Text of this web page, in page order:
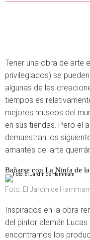
Tener una obra de arte
privilegiados) se
algunas de las
tiempos es
mejores museos del
en sus tiendas. Pero el
demuestran los
amantes del arte
Bañarse con La Ninfa de
Foto: El Jardín de
Inspirados en la obra
del pintor alemán
encontramos los